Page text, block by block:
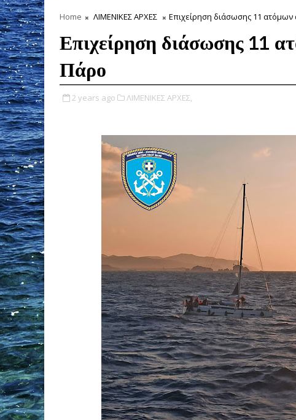
Home ΛΙΜΕΝΙΚΕΣ ΑΡΧΕΣ Επιχείρηση διάσωσης 11
Επιχείρηση διάσωσης 11
Πάρο
2 years ago ΛΙΜΕΝΙΚΕΣ ΑΡΧΕΣ,